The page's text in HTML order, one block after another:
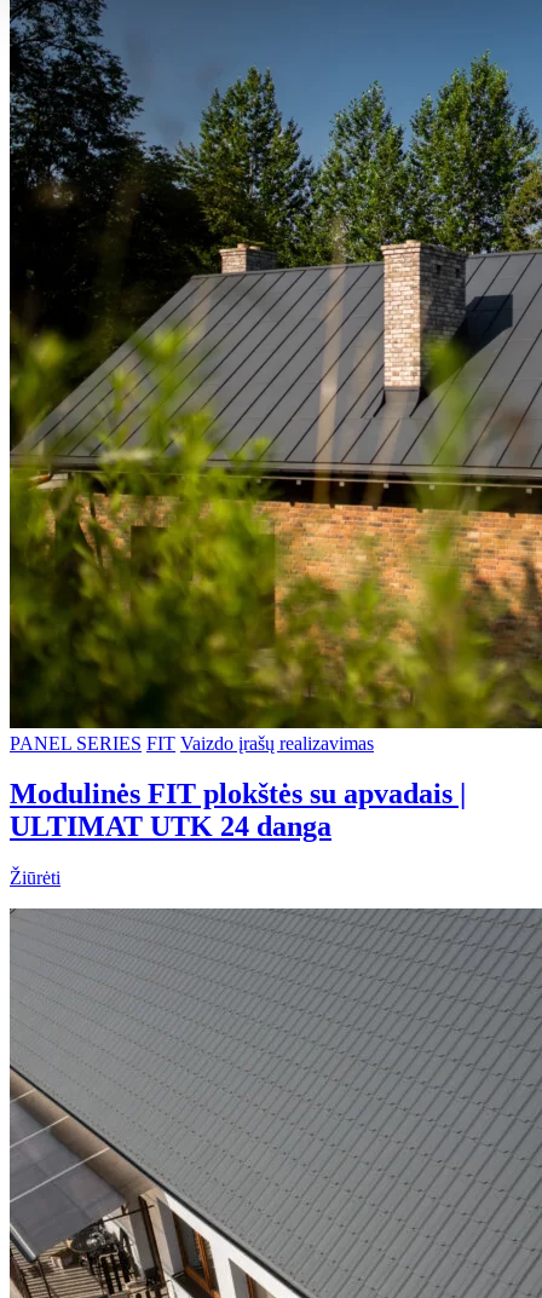
PANEL SERIES FIT Vaizdo įrašų realizavimas
Modulinės FIT plokštės su apvadais |
ULTIMAT UTK 24 danga
Žiūrėti